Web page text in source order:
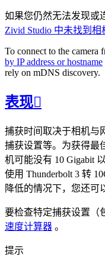
如果您仍然无法发现或
Zivid Studio 中未找到相
To connect to the camera
by IP address or hostname
rely on mDNS discovery.
表现
捕获时间取决于相机与
捕获设置等。为获得最
机可能没有 10 Gigabit
使用 Thunderbolt 3 转
降低的情况下，您还可
要检查特定捕获设置（
速度计算器 。
提示